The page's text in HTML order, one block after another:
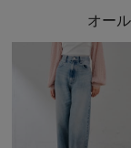
オー